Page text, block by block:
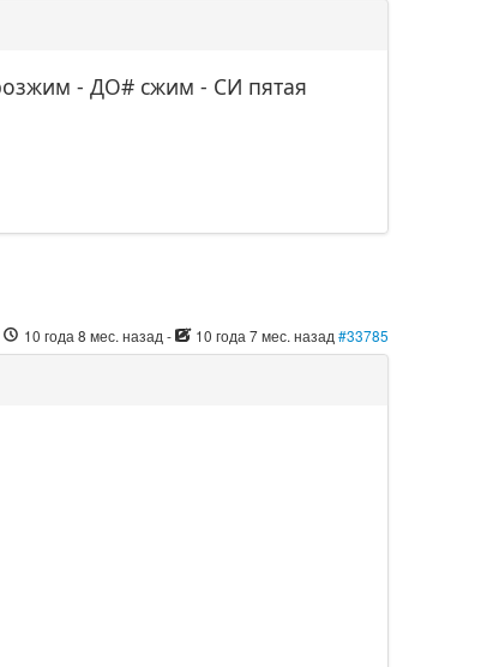
- ДО# сжим - СИ пятая
10 года 8 мес. назад - 10 года 7 мес. назад #33785